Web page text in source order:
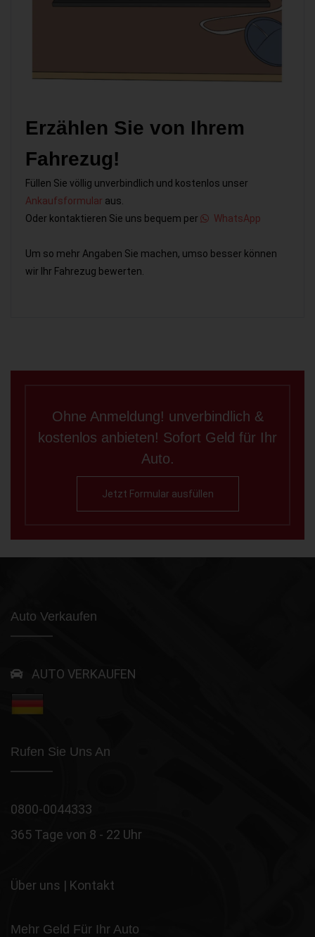
Erzählen Sie von Ihrem
Fahrezug!
Füllen Sie völlig unverbindlich und kostenlos unser
Ankaufsformular aus.
Oder kontaktieren Sie uns bequem per
WhatsApp
Um so mehr Angaben Sie machen, umso besser können
wir Ihr Fahrezug bewerten.
Ohne Anmeldung! unverbindlich &
kostenlos anbieten! Sofort Geld für Ihr
Auto.
Jetzt Formular ausfüllen
Auto Verkaufen
AUTO VERKAUFEN
Rufen Sie Uns An
0800-0044333
365 Tage von 8 - 22 Uhr
Über uns | Kontakt
Mehr Geld Für Ihr Auto